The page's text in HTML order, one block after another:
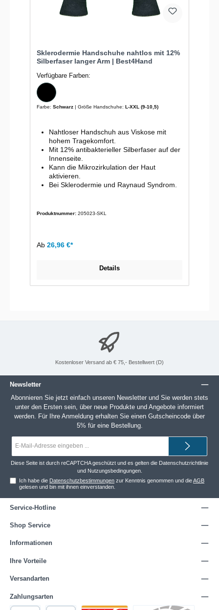
Sklerodermie Handschuhe nahtlos mit 12%
Silberfaser langer Arm | Best4Hand
Verfügbare Farben:
Farbe: Schwarz | Größe Handschuhe: L-XXL (9-10,5)
Nahtloser Handschuh aus Viskose mit
hohem Tragekomfort.
Mit 12% antibakterieller Silberfaser auf der
Innenseite.
Kann die Mikrozirkulation der Haut
aktivieren.
Bei Sklerodermie und Raynaud Syndrom.
Produktnummer: 205023-SKL
Ab 26,96 €*
Details
Kostenloser Versand ab € 75,- Bestellwert (D)
Newsletter
Abonnieren Sie jetzt einfach unseren Newsletter und Sie werden stets
unter den Ersten sein, über neue Produkte und Angebote informiert
werden. Für Ihre Anmeldung erhalten Sie einen Gutscheincode über
5% für eine Bestellung.
Diese Seite ist durch reCAPTCHA geschützt und es gelten die Datenschutzrichtlinie
und Nutzungsbedingungen.
Ich habe die Datenschutzbestimmungen zur Kenntnis genommen und dieAGB
gelesen und bin mit ihnen einverstanden.
Service-Hotline
Shop Service
Informationen
Ihre Vorteile
Versandarten
Zahlungsarten